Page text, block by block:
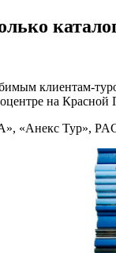
клиентам-
на Красной
Тур», PAC